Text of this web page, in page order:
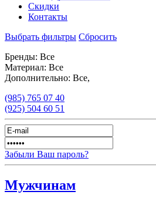
Скидки
Контакты
Выбрать фильтры Сбросить
Бренды: Все
Материал: Все
Дополнительно: Все,
(985) 765 07 40
(925) 504 60 51
Забыли Ваш пароль?
Мужчинам